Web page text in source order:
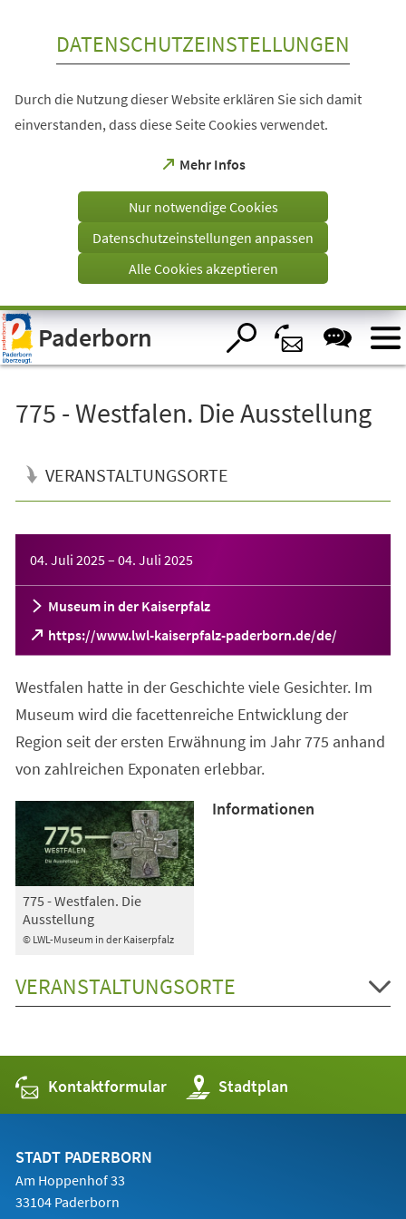
Visuelle
Assistenzsoftware
öffnen.
DATENSCHUTZEINSTELLUNGEN
Durch die Nutzung dieser Website erklären Sie sich damit
einverstanden, dass diese Seite Cookies verwendet.
Mehr Infos
(Öffnet
einem
Tab)
Nur notwendige Cookies
Datenschutzeinstellungen anpassen
Alle Cookies akzeptieren
Paderborn
775 - Westfalen. Die Ausstellung
VERANSTALTUNGSORTE
04. Juli 2025– 04. Juli 2025
Museum in der Kaiserpfalz
https://www.lwl-kaiserpfalz-paderborn.de/de/
(Öffnet
in
neuen
Westfalen hatte in der Geschichte viele Gesichter. Im
Museum wird die facettenreiche Entwicklung der
Region seit der ersten Erwähnung im Jahr 775 anhand
von zahlreichen Exponaten erlebbar.
© LWL-Museum in der Kaiserpfalz
775 - Westfalen. Die
Ausstellung
Informationen
VERANSTALTUNGSORTE
Kontaktformular Stadtplan
(Öffnet
in
einem
STADT PADERBORN
Am Hoppenhof 33
33104 Paderborn